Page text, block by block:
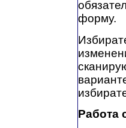
форму.
Работа